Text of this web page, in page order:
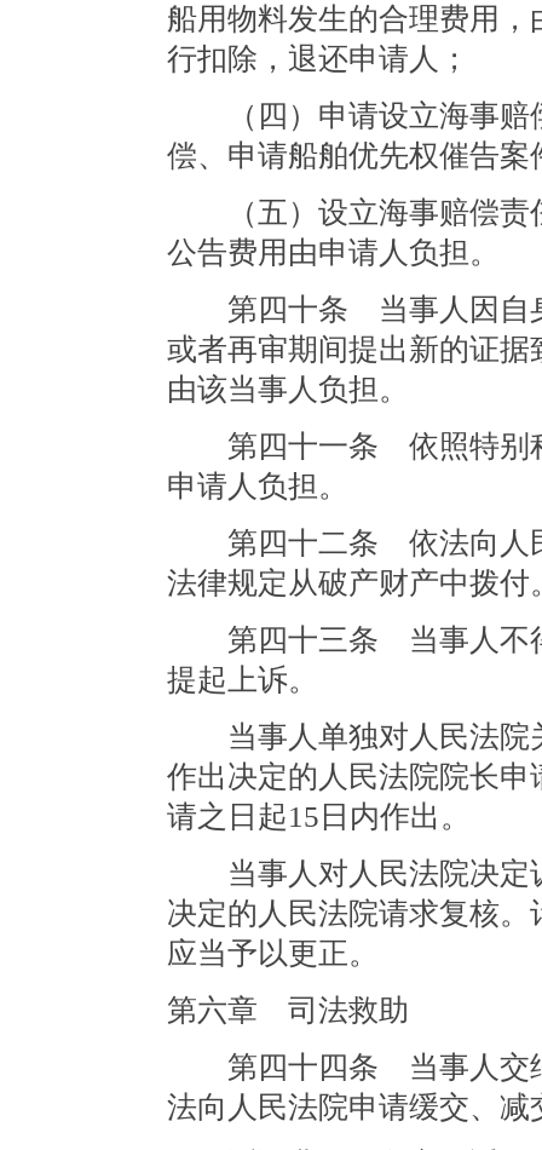
船用物料发生的合理费用
行扣除，退还申请人；
（四）申请设立海事赔
偿、申请船舶优先权催告
（五）设立海事赔偿责
公告费用由申请人负担。
第四十条 当事人因自身
或者再审期间提出新的证
由该当事人负担。
第四十一条 依照特别程
申请人负担。
第四十二条 依法向人民
法律规定从破产财产中拨付
第四十三条 当事人不得
提起上诉。
当事人单独对人民法院
作出决定的人民法院院长
请之日起15日内作出。
当事人对人民法院决定
决定的人民法院请求复核
应当予以更正。
第六章 司法救助
第四十四条 当事人交纳
法向人民法院申请缓交、